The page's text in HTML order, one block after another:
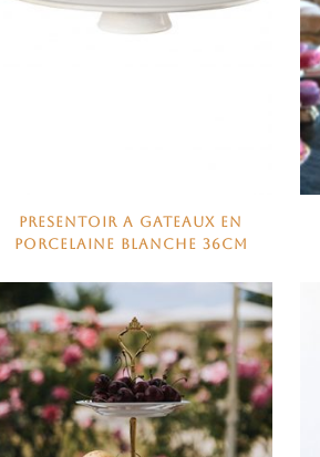
PRESENTOIR A GATEAUX EN
PORCELAINE BLANCHE 36CM